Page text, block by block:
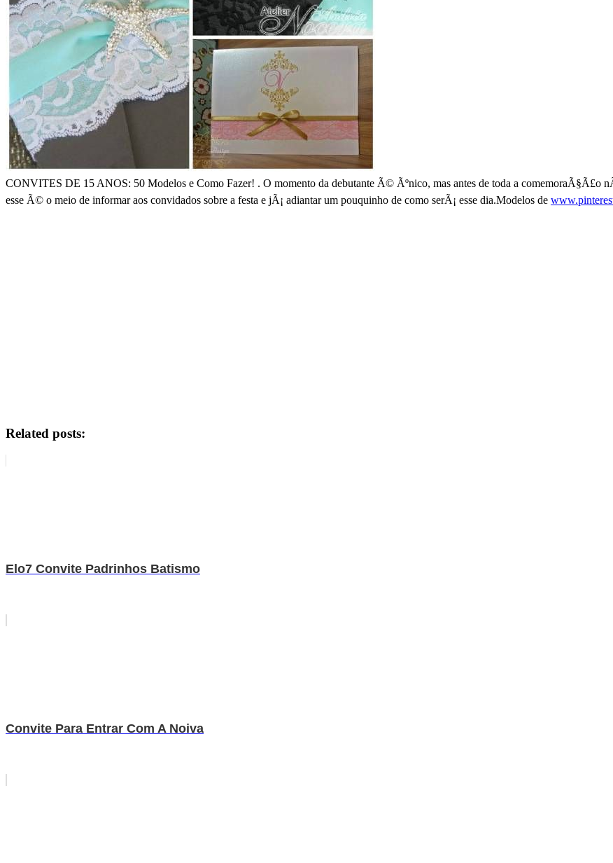
CONVITES DE 15 ANOS: 50 Modelos e Como Fazer! . O momento da debutante Ã© Ãºnico, mas antes de toda a comemoraÃ§Ã£o
esse Ã© o meio de informar aos convidados sobre a festa e jÃ¡ adiantar um pouquinho de como serÃ¡ esse dia.Modelos de
Related posts:
Elo7 Convite Padrinhos Batismo
Convite Para Entrar Com A Noiva